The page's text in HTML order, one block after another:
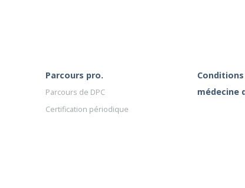
Parcours pro.
Parcours de DPC
Certification périodique
Conditions
médecine